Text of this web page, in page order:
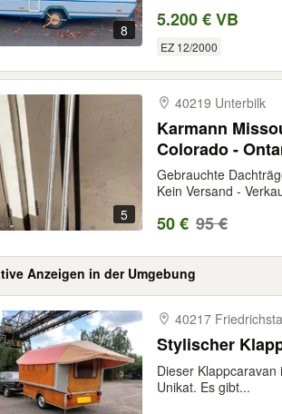
8 5.200 € VB
EZ 12/2000
5
40219 Unterbilk
Karmann
Colorado -
Gebrauchte
Kein Versand -
50 € 95 €
Anzeigen in der Umgebung
40217
Stylischer
Dieser
Unikat. Es gibt...